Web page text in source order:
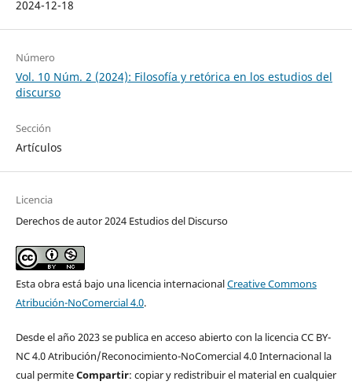
2024-12-18
Número
Vol. 10 Núm. 2 (2024): Filosofía y retórica en los estudios del
discurso
Sección
Artículos
Licencia
Derechos de autor 2024 Estudios del Discurso
Esta obra está bajo una licencia internacionalCreative Commons
Atribución-NoComercial 4.0.
Desde el año 2023 se publica en acceso abierto con la licencia CC BY-
NC 4.0 Atribución/Reconocimiento-NoComercial 4.0 Internacional la
cual permiteCompartir: copiar y redistribuir el material en cualquier